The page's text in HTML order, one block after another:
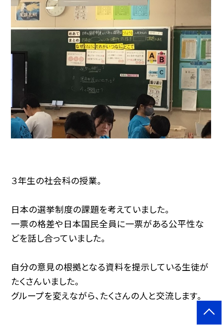
３年生の社会科の授業。
日本の選挙制度の課題を考えていました。
一票の格差や日本国民全員に一票がある公平性な
どを話し合っていました。
自分の意見の根拠となる資料を提示している生徒が
たくさんいました。
グループを変えながら、たくさんの人と交流します。